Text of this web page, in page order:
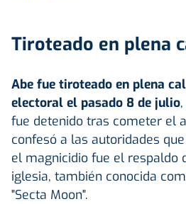
Tiroteado en plena
Abe fue tiroteado en plena
electoral el pasado 8 de julio
fue detenido tras cometer el
confesó a las autoridades
el magnicidio fue el respaldo
iglesia, también conocida
"Secta Moon".